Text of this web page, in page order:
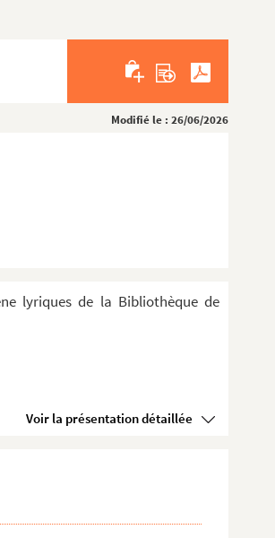
Modifié le : 26/06/2026
lyriques de la Bibliothèque de
Voir la présentation détaillée